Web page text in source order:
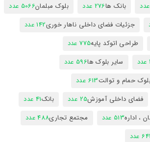
بانک ها276 عدد بلوک مبلمان5066 عدد
جزئیات فضای داخلی ناهار خوری142 عدد
طراحی اتوکد پایه775 عدد
سایر بلوک ها596 عدد
حمام و توالت613 عدد
فضای داخلی آموزش25 عدد بانک41 عدد
، اداره513 عدد مجتمع تجاری488 عدد
عدد